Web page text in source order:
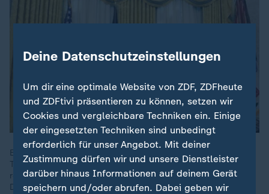
Ein Jahr nach Beginn seiner zweiten Amtszeit hält Donald
Trump Europa und die Welt in Atem. Die internationale,
regelbasierte Ordnung gerät ins Wanken, auch die US-
Demokratie steht unter Druck.
Deine Datenschutzeinstellungen
Um dir eine optimale Website von ZDF, ZDFheute
und ZDFtivi präsentieren zu können, setzen wir
Cookies und vergleichbare Techniken ein. Einige
der eingesetzten Techniken sind unbedingt
erforderlich für unser Angebot. Mit deiner
Zustimmung dürfen wir und unsere Dienstleister
darüber hinaus Informationen auf deinem Gerät
speichern und/oder abrufen. Dabei geben wir